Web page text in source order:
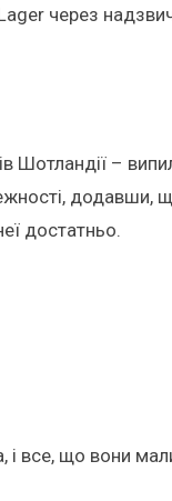
через
Шотландії –
додавши,
достатньо.
і все, що вони